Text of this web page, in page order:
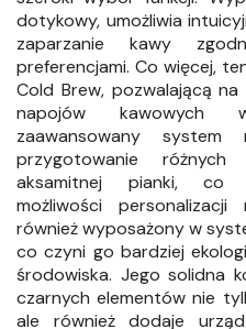
dotykowy, umożliwia
zaparzanie kawy
preferencjami. Co więcej,
Cold Brew, pozwalającą
napojów kawowych
zaawansowany
przygotowanie
aksamitnej pianki, co
możliwości
również wyposażony w
co czyni go bardziej
środowiska. Jego solidna
czarnych elementów nie
ale również dodaje